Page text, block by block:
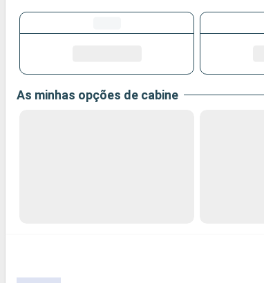
As minhas opções de cabine